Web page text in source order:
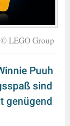
LEGO Group
Puuh
sind
genügend